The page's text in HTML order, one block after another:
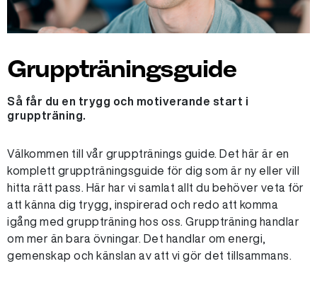
Gruppträningsguide
Så får du en trygg och motiverande start i
gruppträning.
Välkommen till vår grupptränings guide. Det här är en
komplett gruppträningsguide för dig som är ny eller vill
hitta rätt pass. Här har vi samlat allt du behöver veta för
att känna dig trygg, inspirerad och redo att komma
igång med gruppträning hos oss. Gruppträning handlar
om mer än bara övningar. Det handlar om energi,
gemenskap och känslan av att vi gör det tillsammans.